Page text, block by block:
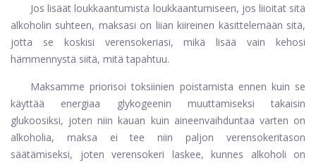
Jos lisäät loukkaantumista loukkaantumiseen, jos liioitat sitä
alkoholin suhteen, maksasi on liian kiireinen käsittelemään sitä,
jotta se koskisi verensokeriasi, mikä lisää vain kehosi
hämmennystä siitä, mitä tapahtuu.
Maksamme priorisoi toksiinien poistamista ennen kuin se
käyttää energiaa glykogeenin muuttamiseksi takaisin
glukoosiksi, joten niin kauan kuin aineenvaihduntaa varten on
alkoholia, maksa ei tee niin paljon verensokeritason
säätämiseksi, joten verensokeri laskee, kunnes alkoholi on